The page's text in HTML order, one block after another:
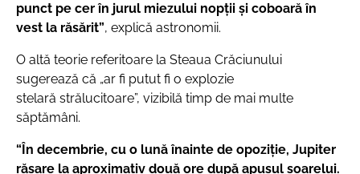
punct pe cer în jurul miezului nopții și coboară în
vest la răsărit”, explică astronomii.
O altă teorie referitoare la Steaua Crăciunului
sugerează că „ar fi putut fi o explozie
stelară strălucitoare”, vizibilă timp de mai multe
săptămâni.
“În decembrie, cu o lună înainte de opoziție, Jupiter
răsare la aproximativ două ore după apusul soarelui.